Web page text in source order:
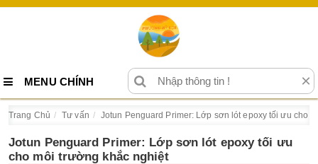
MENU CHÍNH ×
Trang Chủ Tư vấn Jotun Penguard Primer: Lớp sơn lót epoxy tối ưu cho
Jotun Penguard Primer: Lớp sơn lót epoxy tối ưu
cho môi trường khắc nghiệt